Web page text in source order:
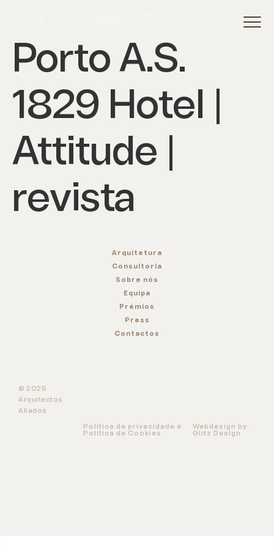
Porto A.S.
1829 Hotel |
Attitude |
revista
Arquitetura
Consultoria
Sobre nós
Equipa
Prémios
Press
Contactos
© 2025
Arquitectos
Aliados
Política de privacidade e
Política de Cookies
Webdesign by
Glitz Design